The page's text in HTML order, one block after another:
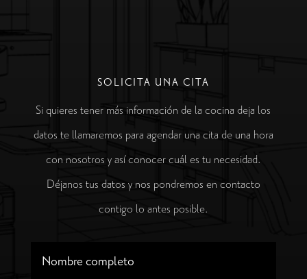
SOLICITA UNA CITA
Si quieres tener más información de la cocina deja los
datos te llamaremos para agendar una cita de una hora
con nosotros y así conocer cuál es tu necesidad.
Déjanos tus datos y nos pondremos en contacto
contigo lo antes posible.